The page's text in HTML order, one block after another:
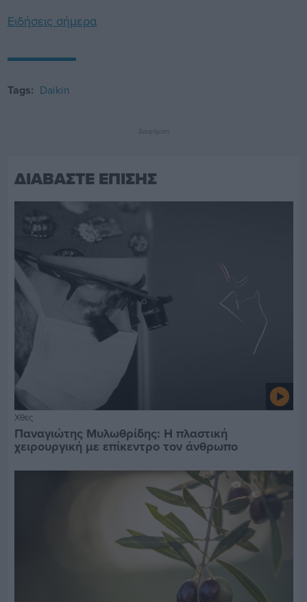
Ειδήσεις σήμερα
Tags: Daikin
Διαφήμιση
ΔΙΑΒΑΣΤΕ ΕΠΙΣΗΣ
Χθες
Παναγιώτης Μυλωθρίδης: Η πλαστική
χειρουργική με επίκεντρο τον άνθρωπο